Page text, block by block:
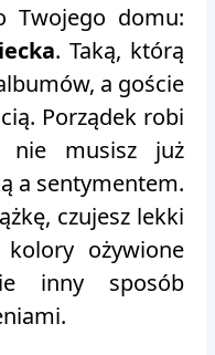
Twojego domu:
. Taką, którą
a goście
Porządek robi
musisz już
a sentymentem.
czujesz lekki
ożywione
inny sposób